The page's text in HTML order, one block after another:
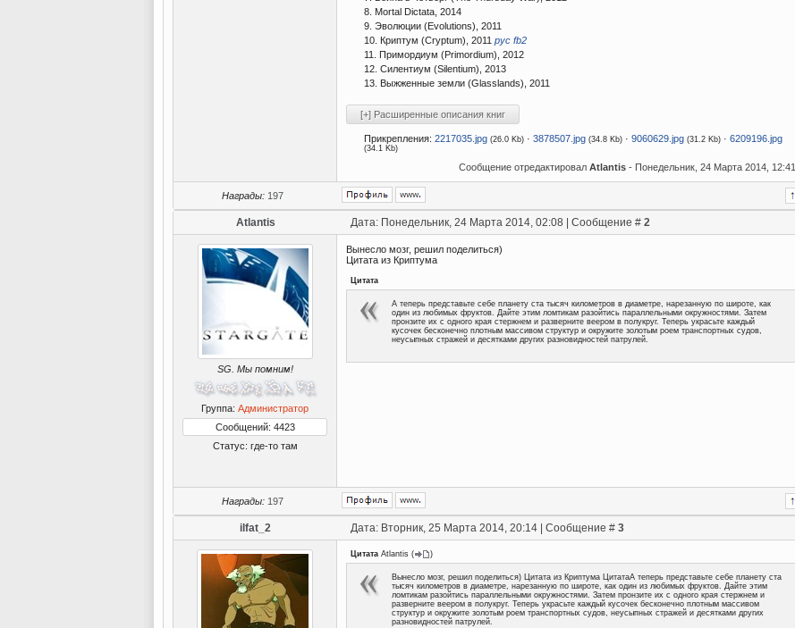
8. Mortal Dictata, 2014
9. Эволюции (Evolutions), 2011
10. Криптум (Cryptum), 2011 рус fb2
11. Примордиум (Primordium), 2012
12. Силентиум (Silentium), 2013
13. Выжженные земли (Glasslands), 2011
Прикрепления: 2217035.jpg (26.0 Kb) · 3878507.jpg (34.8 Kb) · 9060629.jpg (31.2 Kb) · 6209196.jpg
(34.1 Kb)
Сообщение отредактировал Atlantis - Понедельник, 24 Марта 2014, 12:41
Награды: 197
Atlantis Дата: Понедельник, 24 Марта 2014, 02:08 | Сообщение # 2
SG. Мы помним!
Группа: Администратор
Сообщений: 4423
Статус: где-то там
Вынесло мозг, решил поделиться)
Цитата из Криптума
Цитата
А теперь представьте себе планету ста тысяч километров в диаметре, нарезанную по широте, как
один из любимых фруктов. Дайте этим ломтикам разойтись параллельными окружностями. Затем
пронзите их с одного края стержнем и разверните веером в полукруг. Теперь украсьте каждый
кусочек бесконечно плотным массивом структур и окружите золотым роем транспортных судов,
неусыпных стражей и десятками других разновидностей патрулей.
Награды: 197
ilfat_2 Дата: Вторник, 25 Марта 2014, 20:14 | Сообщение # 3
Цитата Atlantis ( )
Вынесло мозг, решил поделиться) Цитата из Криптума ЦитатаА теперь представьте себе планету ста
тысяч километров в диаметре, нарезанную по широте, как один из любимых фруктов. Дайте этим
ломтикам разойтись параллельными окружностями. Затем пронзите их с одного края стержнем и
разверните веером в полукруг. Теперь украсьте каждый кусочек бесконечно плотным массивом
структур и окружите золотым роем транспортных судов, неусыпных стражей и десятками других
разновидностей патрулей.